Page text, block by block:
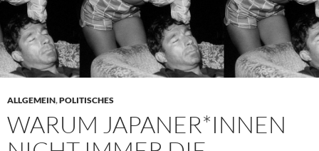
ALLGEMEIN,POLITISCHES
WARUM JAPANER*INNEN